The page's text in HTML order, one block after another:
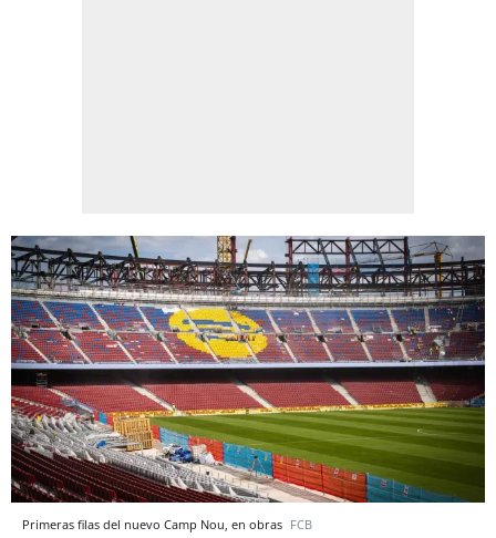
Primeras filas del nuevo Camp Nou, en obras FCB